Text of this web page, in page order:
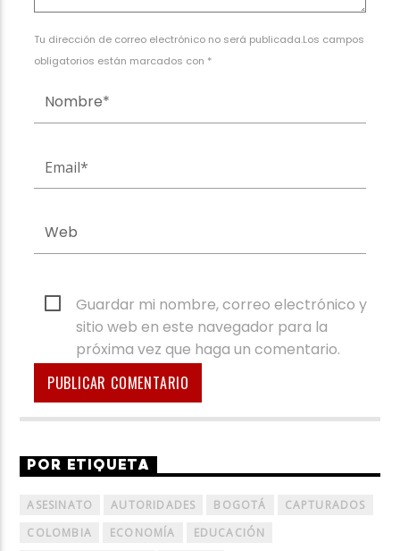
Tu dirección de correo electrónico no será publicada.Los campos
obligatorios están marcados con *
Guardar mi nombre, correo electrónico y
sitio web en este navegador para la
próxima vez que haga un comentario.
POR ETIQUETA
ASESINATO AUTORIDADES BOGOTÁ
CAPTURADOS
COLOMBIA
ECONOMÍA
EDUCACIÓN